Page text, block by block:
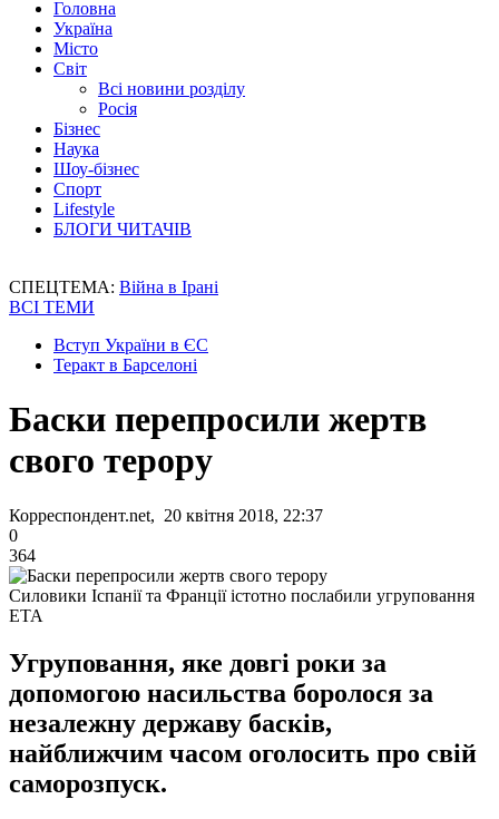
Головна
Україна
Місто
Світ
Всі новини розділу
Росія
Бізнес
Наука
Шоу-бізнес
Спорт
Lifestyle
БЛОГИ ЧИТАЧІВ
СПЕЦТЕМА: Війна в Ірані
ВСІ ТЕМИ
Вступ України в ЄС
Теракт в Барселоні
Баски перепросили жертв
свого терору
Корреспондент.net, 20 квітня 2018, 22:37
0
364
Силовики Іспанії та Франції істотно послабили угруповання
ЕТА
Угруповання, яке довгі роки за
допомогою насильства боролося за
незалежну державу басків,
найближчим часом оголосить про свій
саморозпуск.